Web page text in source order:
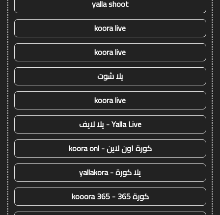
yalla shoot
koora live
koora live
يلا شوت
koora live
Yalla Live - يلا لايف
كورة اون لاين - koora onl
يلا كورة - yallakora
كورة 365 - kooora 365